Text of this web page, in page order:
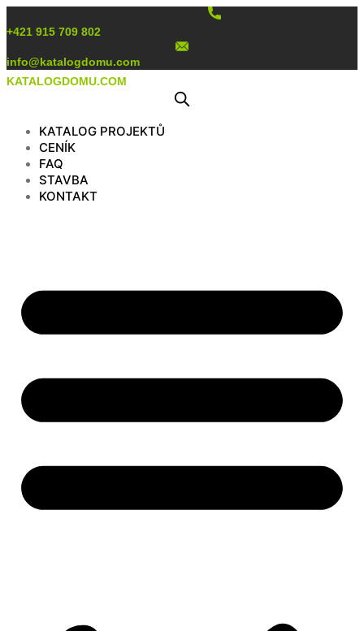
obsah
+421 915 709 802
info@katalogdomu.com
KATALOGDOMU.COM
KATALOG PROJEKTŮ
CENÍK
FAQ
STAVBA
KONTAKT